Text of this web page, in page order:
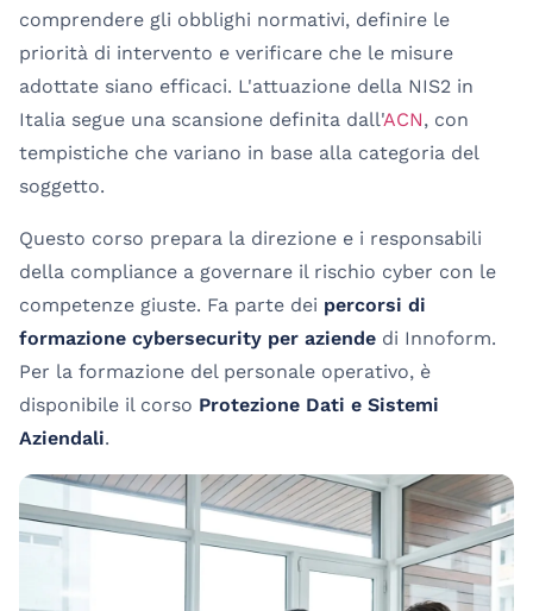
comprendere gli obblighi normativi, definire le
priorità di intervento e verificare che le misure
adottate siano efficaci. L'attuazione della NIS2 in
Italia segue una scansione definita dall'ACN, con
tempistiche che variano in base alla categoria del
soggetto.
Questo corso prepara la direzione e i responsabili
della compliance a governare il rischio cyber con le
competenze giuste. Fa parte dei percorsi di
formazione cybersecurity per aziende di Innoform.
Per la formazione del personale operativo, è
disponibile il corso Protezione Dati e Sistemi
Aziendali.